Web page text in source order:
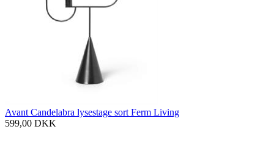
Avant Candelabra lysestage sort Ferm Living
599,00 DKK